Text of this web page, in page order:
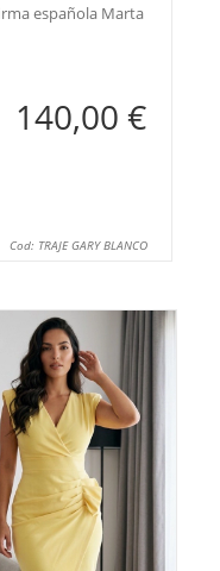
española Marta
140,00 €
Cod: TRAJE GARY BLANCO